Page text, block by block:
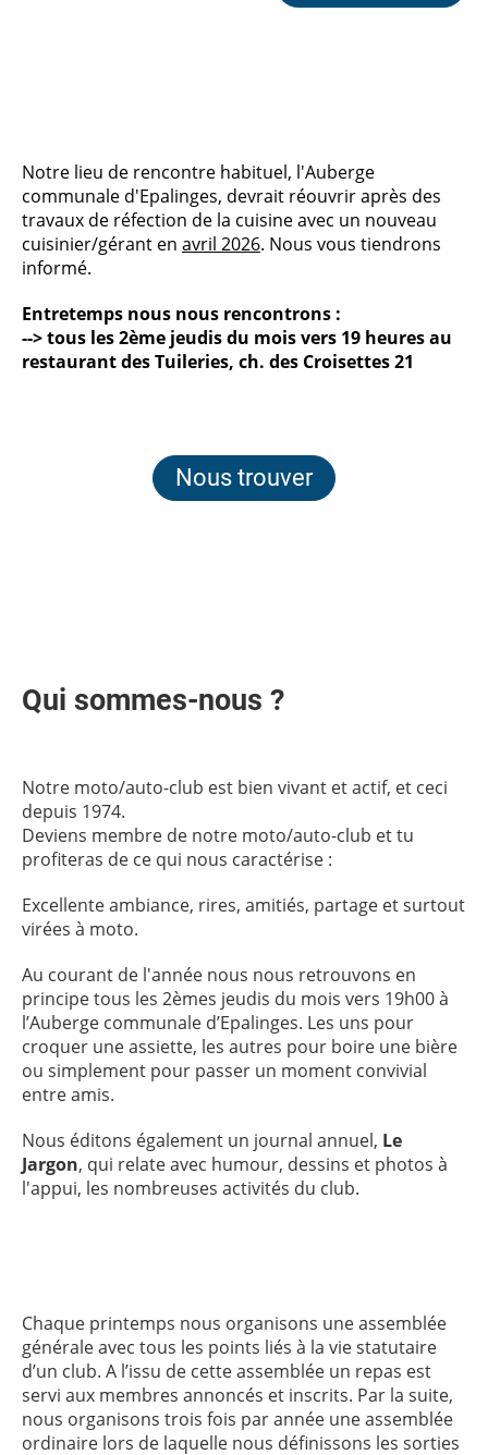
Notre lieu de rencontre habituel, l'Auberge
communale d'Epalinges, devrait réouvrir après des
travaux de réfection de la cuisine avec un nouveau
cuisinier/gérant en avril 2026. Nous vous tiendrons
informé.
Entretemps nous nous rencontrons :
--> tous les 2ème jeudis du mois vers 19 heures au
restaurant des Tuileries, ch. des Croisettes 21
Nous trouver
Qui sommes-nous ?
Notre moto/auto-club est bien vivant et actif, et ceci
depuis 1974.
Deviens membre de notre moto/auto-club et tu
profiteras de ce qui nous caractérise :
Excellente ambiance, rires, amitiés, partage et surtout
virées à moto.
Au courant de l'année nous nous retrouvons en
principe tous les 2èmes jeudis du mois vers 19h00 à
l’Auberge communale d’Epalinges. Les uns pour
croquer une assiette, les autres pour boire une bière
ou simplement pour passer un moment convivial
entre amis.
Nous éditons également un journal annuel, Le
Jargon, qui relate avec humour, dessins et photos à
l'appui, les nombreuses activités du club.
Chaque printemps nous organisons une assemblée
générale avec tous les points liés à la vie statutaire
d’un club. A l’issu de cette assemblée un repas est
servi aux membres annoncés et inscrits. Par la suite,
nous organisons trois fois par année une assemblée
ordinaire lors de laquelle nous définissons les sorties